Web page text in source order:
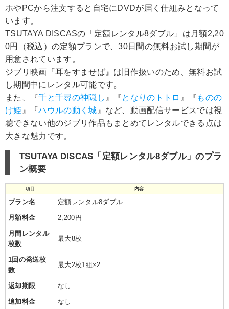
ホやPCから注文すると自宅にDVDが届く仕組みとなって
います。
TSUTAYA DISCASの「定額レンタル8ダブル」は月額2,20
0円（税込）の定額プランで、30日間の無料お試し期間が
用意されています。
ジブリ映画『耳をすませば』は旧作扱いのため、無料お試
し期間中にレンタル可能です。
また、『千と千尋の神隠し 』『となりのトトロ 』『 ものの
け姫 』『ハウルの動く城 』など、動画配信サービスでは視
聴できない他のジブリ作品もまとめてレンタルできる点は
大きな魅力です。
TSUTAYA DISCAS「定額レンタル8ダブル」のプラ
ン概要
項目 内容
プラン名 定額レンタル8ダブル
月額料金 2,200円
月間レンタル
枚数
最大8枚
1回の発送枚
数
最大2枚1組×2
返却期限 なし
追加料金 なし